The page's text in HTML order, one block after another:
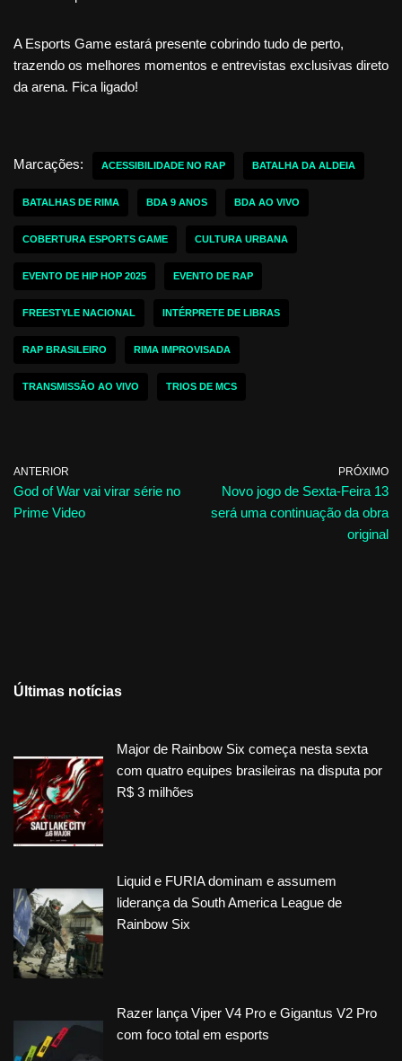
A Esports Game estará presente cobrindo tudo de perto,
trazendo os melhores momentos e entrevistas exclusivas direto
da arena. Fica ligado!
Marcações: ACESSIBILIDADE NO RAP BATALHA DA ALDEIA
BATALHAS DE RIMA BDA 9 ANOS BDA AO VIVO
COBERTURA ESPORTS GAME CULTURA URBANA
EVENTO DE HIP HOP 2025 EVENTO DE RAP
FREESTYLE NACIONAL INTÉRPRETE DE LIBRAS
RAP BRASILEIRO RIMA IMPROVISADA
TRANSMISSÃO AO VIVO TRIOS DE MCS
ANTERIOR
God of War vai virar série no
Prime Video
PRÓXIMO
Novo jogo de Sexta-Feira 13
será uma continuação da obra
original
Últimas notícias
Major de Rainbow Six começa nesta sexta
com quatro equipes brasileiras na disputa por
R$ 3 milhões
Liquid e FURIA dominam e assumem
liderança da South America League de
Rainbow Six
Razer lança Viper V4 Pro e Gigantus V2 Pro
com foco total em esports